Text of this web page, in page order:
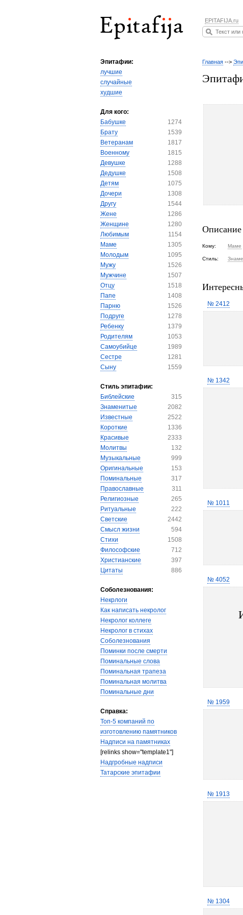
EPITAFIJA.ru
Эпитафии:
лучшие
случайные
худшие
Для кого:
Бабушке
1274
Брату
1539
Ветеранам
1817
Военному
1815
Девушке
1288
Дедушке
1508
Детям
1075
Дочери
1308
Другу
1544
Жене
1286
Женщине
1280
Любимым
1154
Маме
1305
Молодым
1095
Мужу
1526
Мужчине
1507
Отцу
1518
Папе
1408
Парню
1526
Подруге
1278
Ребенку
1379
Родителям
1053
Самоубийце
1989
Сестре
1281
Сыну
1559
Стиль эпитафии:
Библейские
315
Знаменитые
2082
Известные
2522
Короткие
1336
Красивые
2333
Молитвы
132
Музыкальные
999
Оригинальные
153
Поминальные
317
Православные
311
Религиозные
265
Ритуальные
222
Светские
2442
Смысл жизни
594
Стихи
1508
Философские
712
Христианские
397
Цитаты
886
Соболезнования:
Некрлоги
Как написать некролог
Некролог коллеге
Некролог в стихах
Соболезнования
Поминки после смерти
Поминальные слова
Поминальная трапеза
Поминальная молитва
Поминальные дни
Справка:
Топ-5 компаний по
изготовлению памятников
Надписи на памятниках
[relinks show="template1"]
Надгробные надписи
Татарские эпитафии
Главная -->
Кому: Маме
Стиль:
№ 2412
№ 1342
№ 1011
№ 4052
№ 1959
№ 1913
№ 1304